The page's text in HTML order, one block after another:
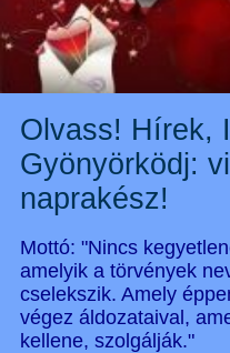
Olvass! Hírek,
Gyönyörködj:
naprakész!
Mottó: "Nincs
amelyik a törvények
cselekszik. Amely
végez áldozataival,
kellene, szolgálják."